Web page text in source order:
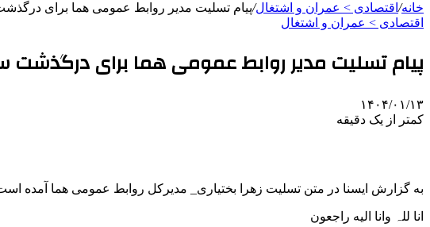
خانه/ اقتصادی > عمران و اشتغال/پیام تسلیت مدیر روابط عمومی هما برای
اقتصادی > عمران و اشتغال
پیام تسلیت مدیر روابط عمومی هما برای درگذشت
۱۴۰۴/۰۱/۱۳
کمتر از یک دقیقه
به گزارش ایسنا در متن تسلیت زهرا بختیاری_ مدیرکل روابط عمومی هما آمده
انا للہ وانا الیه راجعون